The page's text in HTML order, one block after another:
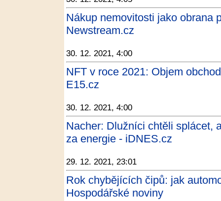
Nákup nemovitosti jako obrana
Newstream.cz
30. 12. 2021, 4:00
NFT v roce 2021: Objem
E15.cz
30. 12. 2021, 4:00
Nacher: Dlužníci chtěli splácet,
za energie - iDNES.cz
29. 12. 2021, 23:01
Rok chybějících čipů: jak
Hospodářské noviny